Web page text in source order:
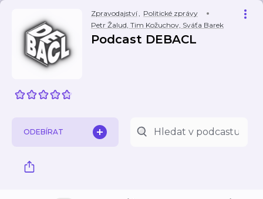
Zpravodajství, Politické zprávy
Petr Žalud, Tim Kožuchov, Sváťa Barek
Podcast DEBACL
ODEBÍRAT